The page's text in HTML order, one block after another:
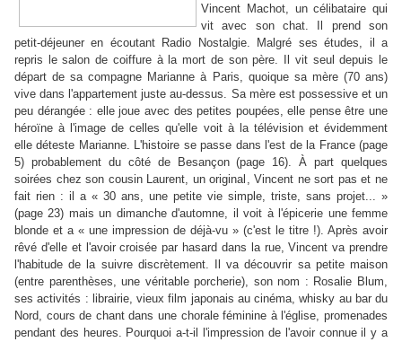
Vincent Machot, un célibataire qui
vit avec son chat. Il prend son
petit-déjeuner en écoutant Radio Nostalgie. Malgré ses études, il a
repris le salon de coiffure à la mort de son père. Il vit seul depuis le
départ de sa compagne Marianne à Paris, quoique sa mère (70 ans)
vive dans l'appartement juste au-dessus. Sa mère est possessive et un
peu dérangée : elle joue avec des petites poupées, elle pense être une
héroïne à l'image de celles qu'elle voit à la télévision et évidemment
elle déteste Marianne. L'histoire se passe dans l'est de la France (page
5) probablement du côté de Besançon (page 16). À part quelques
soirées chez son cousin Laurent, un original, Vincent ne sort pas et ne
fait rien : il a « 30 ans, une petite vie simple, triste, sans projet... »
(page 23) mais un dimanche d'automne, il voit à l'épicerie une femme
blonde et a « une impression de déjà-vu » (c'est le titre !). Après avoir
rêvé d'elle et l'avoir croisée par hasard dans la rue, Vincent va prendre
l'habitude de la suivre discrètement. Il va découvrir sa petite maison
(entre parenthèses, une véritable porcherie), son nom : Rosalie Blum,
ses activités : librairie, vieux film japonais au cinéma, whisky au bar du
Nord, cours de chant dans une chorale féminine à l'église, promenades
pendant des heures. Pourquoi a-t-il l'impression de l'avoir connue il y a